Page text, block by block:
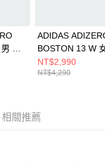
跑
ADIDAS
BOSTON 13 W
步鞋 JS4957
NT$2,990
NT$4,290
相關推薦